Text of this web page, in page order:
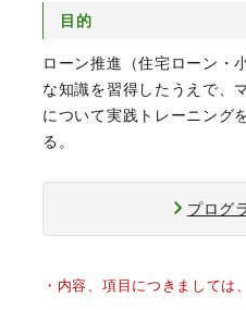
目的
ローン推進（住宅ローン・
な知識を習得したうえで、
について実践トレーニング
る。
プログ
・内容、項目につきましては